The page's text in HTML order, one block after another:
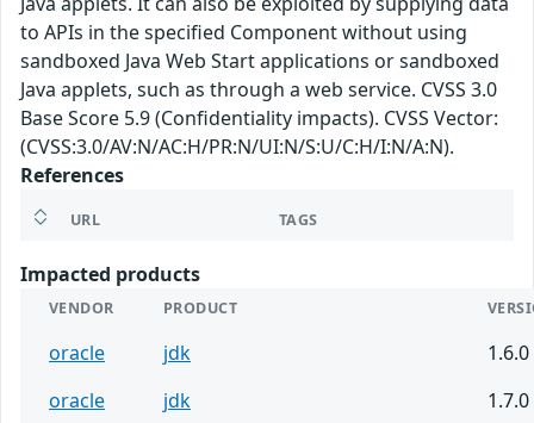
to APIs in the specified Component without using
sandboxed Java Web Start applications or sandboxed
Java applets, such as through a web service. CVSS 3.0
Base Score 5.9 (Confidentiality impacts). CVSS Vector:
(CVSS:3.0/AV:N/AC:H/PR:N/UI:N/S:U/C:H/I:N/A:N).
References
URL TAGS
Impacted products
VENDOR PRODUCT
oracle jdk
1.6.0
oracle
jdk
1.7.0